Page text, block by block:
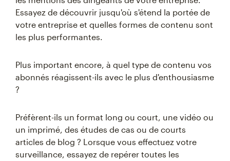
Essayez de découvrir jusqu'où s'étend la portée de
votre entreprise et quelles formes de contenu sont
les plus performantes.
Plus important encore, à quel type de contenu vos
abonnés réagissent-ils avec le plus d'enthousiasme
?
Préfèrent-ils un format long ou court, une vidéo ou
un imprimé, des études de cas ou de courts
articles de blog ? Lorsque vous effectuez votre
surveillance, essayez de repérer toutes les